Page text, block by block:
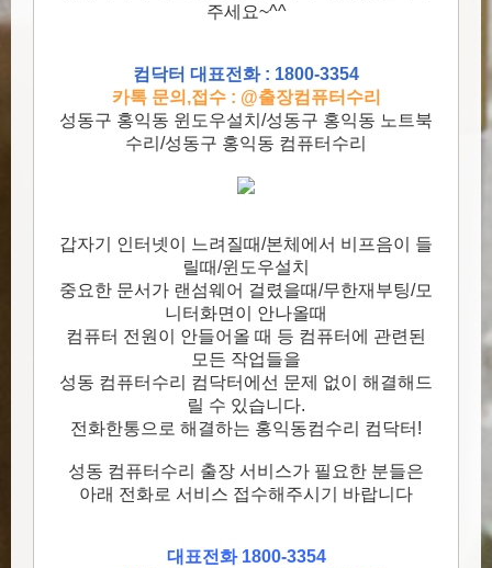
주세요~^^
컴닥터 대표전화 : 1800-3354
카톡 문의,접수 : @출장컴퓨터수리
성동구 홍익동 윈도우설치/성동구 홍익동 노트북
수리/성동구 홍익동 컴퓨터수리
갑자기 인터넷이 느려질때/본체에서 비프음이 들
릴때/윈도우설치
중요한 문서가 랜섬웨어 걸렸을때/무한재부팅/모
니터화면이 안나올때
컴퓨터 전원이 안들어올 때 등 컴퓨터에 관련된
모든 작업들을
성동 컴퓨터수리 컴닥터에선 문제 없이 해결해드
릴 수 있습니다.
전화한통으로 해결하는 홍익동컴수리 컴닥터!
성동 컴퓨터수리 출장 서비스가 필요한 분들은
아래 전화로 서비스 접수해주시기 바랍니다
대표전화 1800-3354